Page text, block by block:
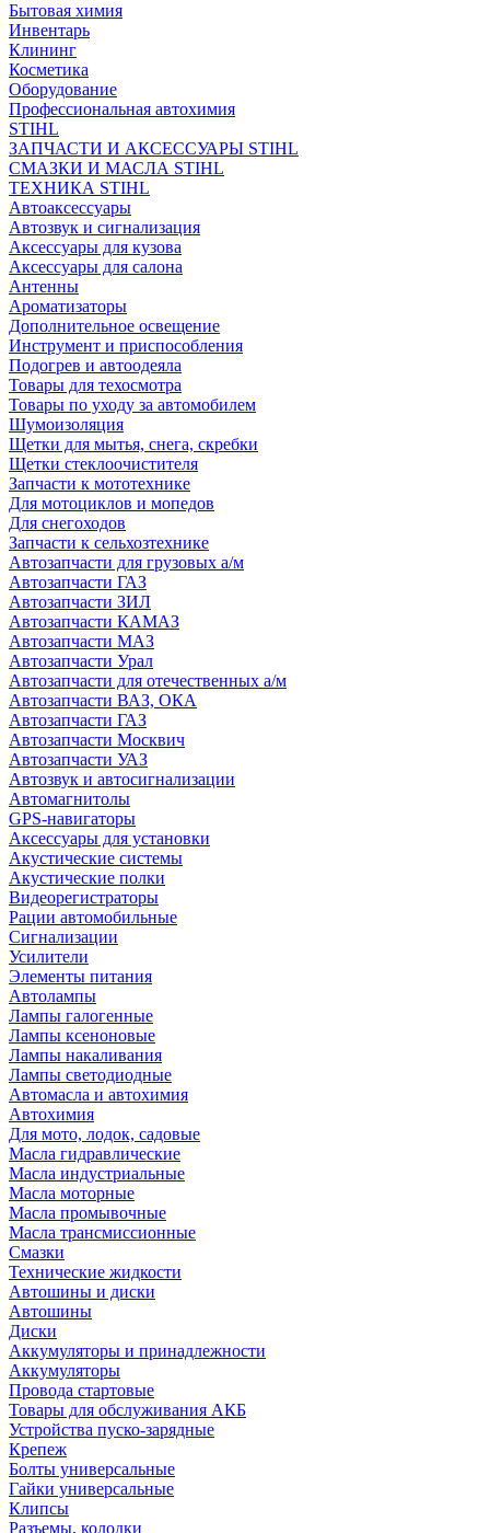
Бытовая химия
Инвентарь
Клининг
Косметика
Оборудование
Профессиональная автохимия
STIHL
ЗАПЧАСТИ И АКСЕССУАРЫ STIHL
СМАЗКИ И МАСЛА STIHL
ТЕХНИКА STIHL
Автоаксессуары
Автозвук и сигнализация
Аксессуары для кузова
Аксессуары для салона
Антенны
Ароматизаторы
Дополнительное освещение
Инструмент и приспособления
Подогрев и автоодеяла
Товары для техосмотра
Товары по уходу за автомобилем
Шумоизоляция
Щетки для мытья, снега, скребки
Щетки стеклоочистителя
Запчасти к мототехнике
Для мотоциклов и мопедов
Для снегоходов
Запчасти к сельхозтехнике
Автозапчасти для грузовых а/м
Автозапчасти ГАЗ
Автозапчасти ЗИЛ
Автозапчасти КАМАЗ
Автозапчасти МАЗ
Автозапчасти Урал
Автозапчасти для отечественных а/м
Автозапчасти ВАЗ, ОКА
Автозапчасти ГАЗ
Автозапчасти Москвич
Автозапчасти УАЗ
Автозвук и автосигнализации
Автомагнитолы
GPS-навигаторы
Аксессуары для установки
Акустические системы
Акустические полки
Видеорегистраторы
Рации автомобильные
Сигнализации
Усилители
Элементы питания
Автолампы
Лампы галогенные
Лампы ксеноновые
Лампы накаливания
Лампы светодиодные
Автомасла и автохимия
Автохимия
Для мото, лодок, садовые
Масла гидравлические
Масла индустриальные
Масла моторные
Масла промывочные
Масла трансмиссионные
Смазки
Технические жидкости
Автошины и диски
Автошины
Диски
Аккумуляторы и принадлежности
Аккумуляторы
Провода стартовые
Товары для обслуживания АКБ
Устройства пуско-зарядные
Крепеж
Болты универсальные
Гайки универсальные
Клипсы
Разъемы, колодки